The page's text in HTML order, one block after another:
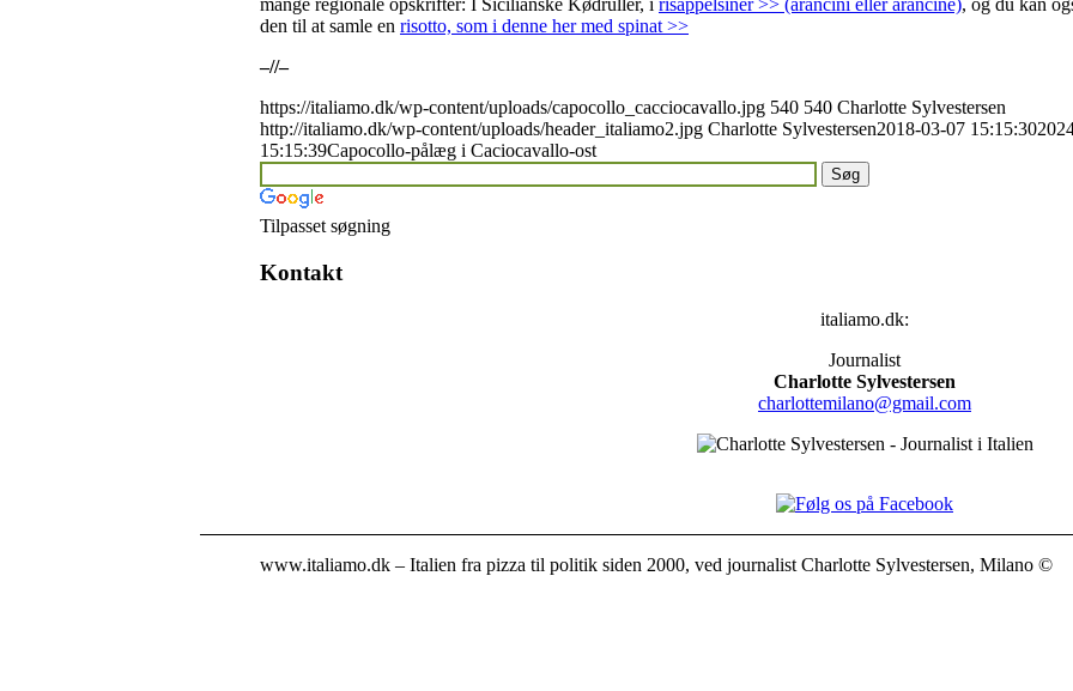
mange regionale opskrifter: I Sicilianske Kødruller, i risappelsiner >> (arancini eller arancine), og du kan
den til at samle en risotto, som i denne her med spinat >>
–//–
https://italiamo.dk/wp-content/uploads/capocollo_cacciocavallo.jpg 540 540 Charlotte Sylvestersen
http://italiamo.dk/wp-content/uploads/header_italiamo2.jpg Charlotte Sylvestersen2018-03-07 15:15:30
15:15:39Capocollo-pålæg i Caciocavallo-ost
Tilpasset søgning
Kontakt
italiamo.dk:
Journalist
Charlotte Sylvestersen
charlottemilano@gmail.com
www.italiamo.dk – Italien fra pizza til politik siden 2000, ved journalist Charlotte Sylvestersen, Milano ©